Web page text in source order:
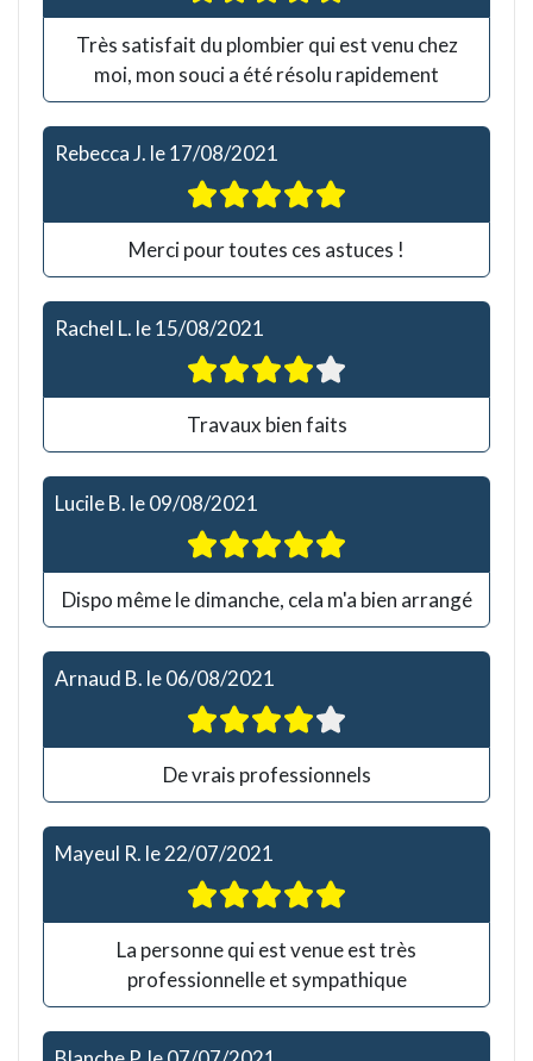
Très satisfait du plombier qui est venu chez
moi, mon souci a été résolu rapidement
Rebecca J. le17/08/2021
Merci pour toutes ces astuces !
Rachel L. le15/08/2021
Travaux bien faits
Lucile B. le09/08/2021
Dispo même le dimanche, cela m'a bien arrangé
Arnaud B. le06/08/2021
De vrais professionnels
Mayeul R. le22/07/2021
La personne qui est venue est très
professionnelle et sympathique